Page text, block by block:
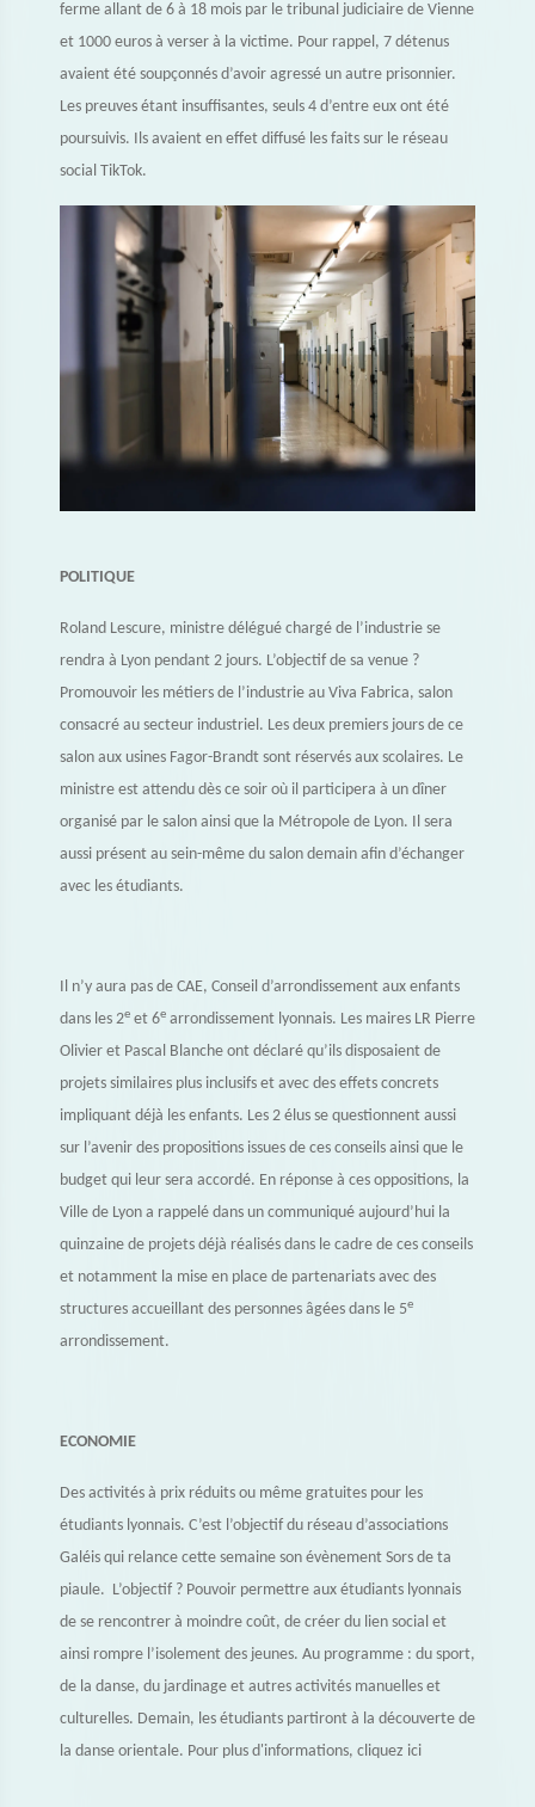
ferme allant de 6 à 18 mois par le tribunal judiciaire de Vienne
et 1000 euros à verser à la victime. Pour rappel, 7 détenus
avaient été soupçonnés d’avoir agressé un autre prisonnier.
Les preuves étant insuffisantes, seuls 4 d’entre eux ont été
poursuivis. Ils avaient en effet diffusé les faits sur le réseau
social TikTok.
POLITIQUE
Roland Lescure, ministre délégué chargé de l’industrie se
rendra à Lyon pendant 2 jours. L’objectif de sa venue ?
Promouvoir les métiers de l’industrie au Viva Fabrica, salon
consacré au secteur industriel. Les deux premiers jours de ce
salon aux usines Fagor-Brandt sont réservés aux scolaires. Le
ministre est attendu dès ce soir où il participera à un dîner
organisé par le salon ainsi que la Métropole de Lyon. Il sera
aussi présent au sein-même du salon demain afin d’échanger
avec les étudiants.
Il n’y aura pas de CAE, Conseil d’arrondissement aux enfants
dans les 2e et 6e arrondissement lyonnais. Les maires LR Pierre
Olivier et Pascal Blanche ont déclaré qu’ils disposaient de
projets similaires plus inclusifs et avec des effets concrets
impliquant déjà les enfants. Les 2 élus se questionnent aussi
sur l’avenir des propositions issues de ces conseils ainsi que le
budget qui leur sera accordé. En réponse à ces oppositions, la
Ville de Lyon a rappelé dans un communiqué aujourd’hui la
quinzaine de projets déjà réalisés dans le cadre de ces conseils
et notamment la mise en place de partenariats avec des
structures accueillant des personnes âgées dans le 5e
arrondissement.
ECONOMIE
Des activités à prix réduits ou même gratuites pour les
étudiants lyonnais. C’est l’objectif du réseau d’associations
Galéis qui relance cette semaine son évènement Sors de ta
piaule. L’objectif ? Pouvoir permettre aux étudiants lyonnais
de se rencontrer à moindre coût, de créer du lien social et
ainsi rompre l’isolement des jeunes. Au programme : du sport,
de la danse, du jardinage et autres activités manuelles et
culturelles. Demain, les étudiants partiront à la découverte de
la danse orientale. Pour plus d'informations, cliquez ici